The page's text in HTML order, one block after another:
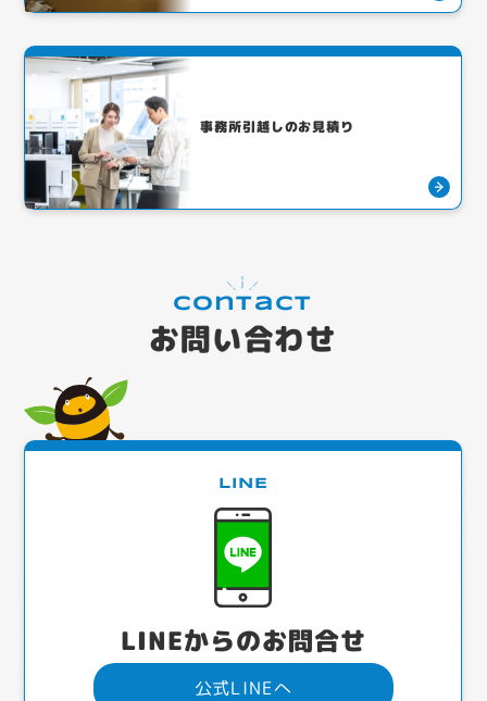
事務所引越しのお見積り
Contact
お問い合わせ
LINE
LINEからのお問合せ
公式LINEへ